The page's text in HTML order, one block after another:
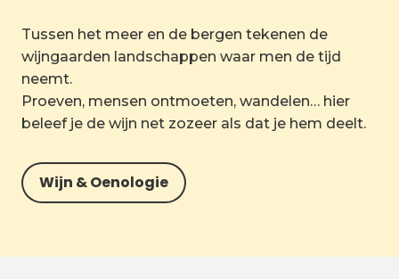
Tussen het meer en de bergen tekenen de
wijngaarden landschappen waar men de tijd
neemt.
Proeven, mensen ontmoeten, wandelen… hier
beleef je de wijn net zozeer als dat je hem deelt.
Wijn & Oenologie